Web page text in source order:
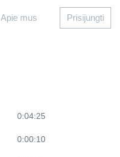
Apie mus Prisijungti
0:04:25
0:00:10